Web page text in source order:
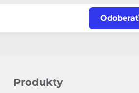
Odoberať
Produkty